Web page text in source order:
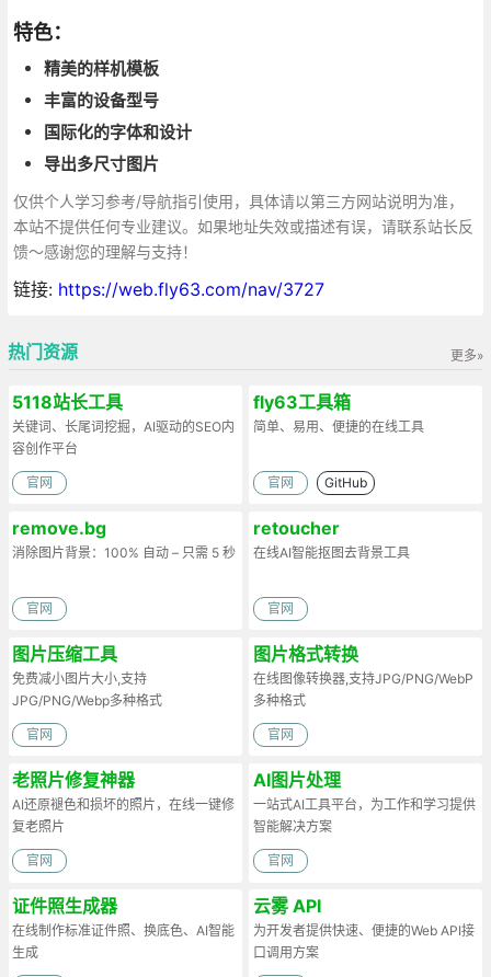
特色：
精美的样机模板
丰富的设备型号
国际化的字体和设计
导出多尺寸图片
仅供个人学习参考/导航指引使用，具体请以第三方网站说明为准，
本站不提供任何专业建议。如果地址失效或描述有误，请联系站长反
馈～感谢您的理解与支持！
链接: https://web.fly63.com/nav/3727
更多»
热门资源
5118站长工具
关键词、长尾词挖掘，AI驱动的SEO内
容创作平台
官网
fly63工具箱
简单、易用、便捷的在线工具
官网 GitHub
remove.bg
消除图片背景：100% 自动 – 只需 5 秒
官网
retoucher
在线AI智能抠图去背景工具
官网
图片压缩工具
免费减小图片大小,支持
JPG/PNG/Webp多种格式
官网
图片格式转换
在线图像转换器,支持JPG/PNG/WebP
多种格式
官网
老照片修复神器
AI还原褪色和损坏的照片，在线一键修
复老照片
官网
AI图片处理
一站式AI工具平台，为工作和学习提供
智能解决方案
官网
证件照生成器
在线制作标准证件照、换底色、AI智能
生成
云雾 API
为开发者提供快速、便捷的Web API接
口调用方案